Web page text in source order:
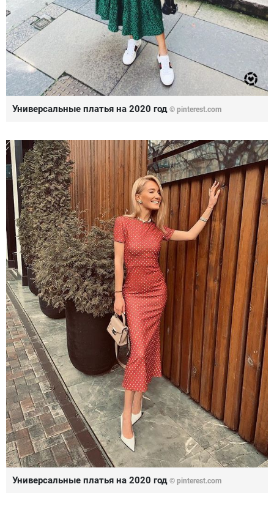
Универсальные платья на 2020 год © pinterest.com
Универсальные платья на 2020 год © pinterest.com